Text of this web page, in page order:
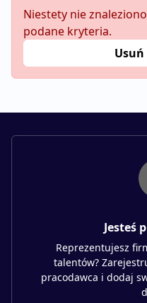
Niestety nie
podane kryteria.
Jesteś
Reprezentujesz
talentów?
pracodawca i dodaj